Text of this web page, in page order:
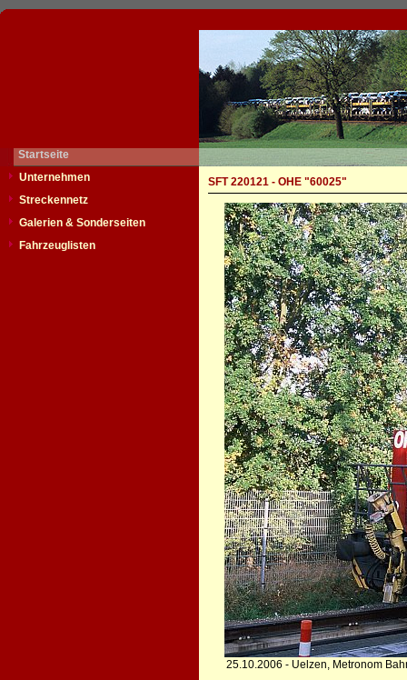
Startseite
Unternehmen
Streckennetz
Galerien & Sonderseiten
Fahrzeuglisten
SFT 220121 - OHE "60025"
25.10.2006 - Uelzen, Metronom